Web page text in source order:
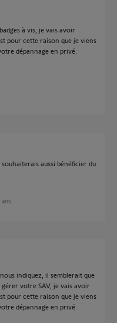
à vis, je vais avoir
pour cette raison que je viens
dépannage en privé.
aussi bénéficier du
ans
indiquez, il semblerait que
votre SAV, je vais avoir
pour cette raison que je viens
dépannage en privé.